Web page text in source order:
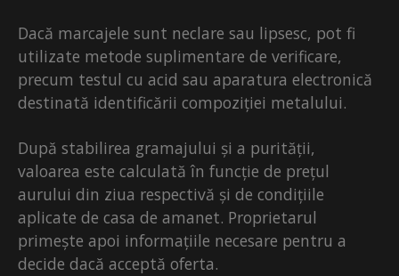
Dacă marcajele sunt neclare sau lipsesc, pot fi
utilizate metode suplimentare de verificare,
precum testul cu acid sau aparatura electronică
destinată identificării compoziției metalului.
După stabilirea gramajului și a purității,
valoarea este calculată în funcție de prețul
aurului din ziua respectivă și de condițiile
aplicate de casa de amanet. Proprietarul
primește apoi informațiile necesare pentru a
decide dacă acceptă oferta.